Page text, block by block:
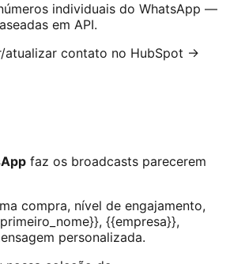
individuais do WhatsApp —
em API.
atualizar contato no HubSpot →
faz os broadcasts parecerem
compra, nível de engajamento,
{{empresa}},
personalizada.